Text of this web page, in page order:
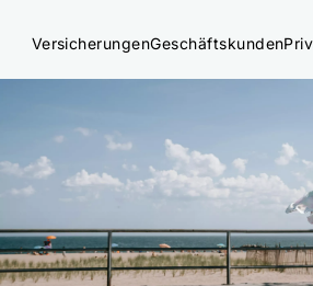
VersicherungenGeschäftskunden